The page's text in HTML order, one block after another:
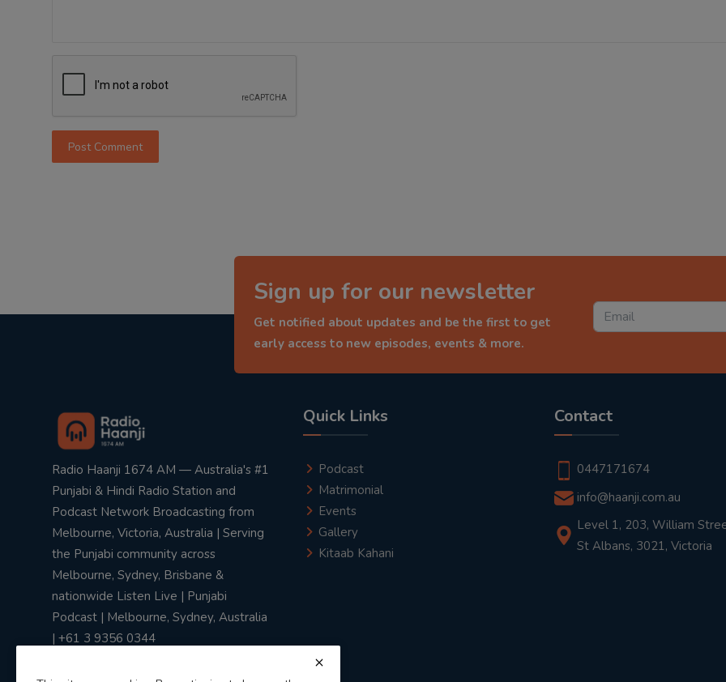
Post Comment
Sign up for our newsletter
Get notified about updates and be the first to get
early access to new episodes, events & more.
Radio Haanji 1674 AM — Australia's #1
Punjabi & Hindi Radio Station and
Podcast Network Broadcasting from
Melbourne, Victoria, Australia | Serving
the Punjabi community across
Melbourne, Sydney, Brisbane &
nationwide Listen Live | Punjabi
Podcast | Melbourne, Sydney, Australia
| +61 3 9356 0344
Quick Links
Podcast
Matrimonial
Events
Gallery
Kitaab Kahani
Contact
0447171674
info@haanji.com.au
Level 1, 203, William
St Albans, 3021, Victoria